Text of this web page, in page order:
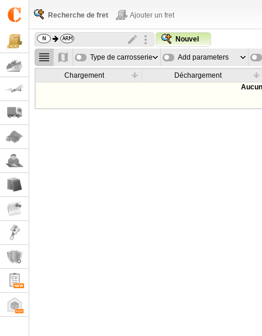
Recherche de fret Ajouter un fret
Nouvel
Type de carrosserie Add parameters
Chargement
Déchargement